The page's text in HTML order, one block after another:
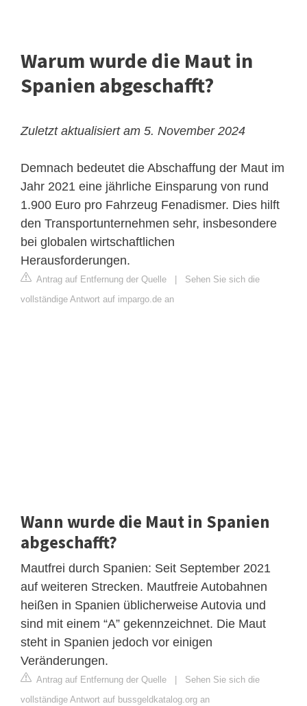
Warum wurde die Maut in
Spanien abgeschafft?
Zuletzt aktualisiert am 5. November 2024
Demnach bedeutet die Abschaffung der Maut im
Jahr 2021 eine jährliche Einsparung von rund
1.900 Euro pro Fahrzeug Fenadismer. Dies hilft
den Transportunternehmen sehr, insbesondere
bei globalen wirtschaftlichen
Herausforderungen.
Antrag auf Entfernung der Quelle
Sehen Sie sich die
vollständige Antwort auf impargo.de an
Wann wurde die Maut in Spanien
abgeschafft?
Mautfrei durch Spanien: Seit September 2021
auf weiteren Strecken. Mautfreie Autobahnen
heißen in Spanien üblicherweise Autovia und
sind mit einem “A” gekennzeichnet. Die Maut
steht in Spanien jedoch vor einigen
Veränderungen.
Antrag auf Entfernung der Quelle
Sehen Sie sich die
vollständige Antwort auf bussgeldkatalog.org an